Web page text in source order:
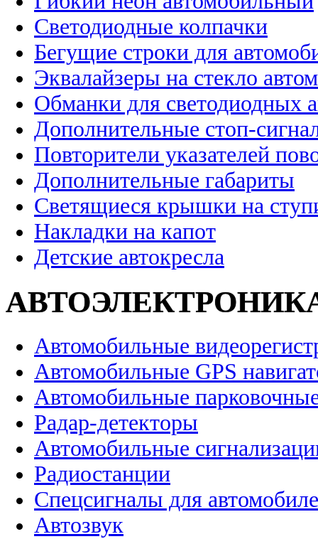
Светодиодные колпачки
Бегущие строки для
Эквалайзеры на стекло
Обманки для светодиодных
Дополнительные стоп-
Повторители указателей
Дополнительные габариты
Светящиеся крышки на
Накладки на капот
Детские автокресла
Автомобильные
Автомобильные GPS
Автомобильные
Радар-детекторы
Автомобильные
Радиостанции
Спецсигналы для
Автозвук